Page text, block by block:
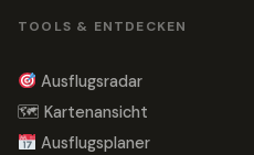
TOOLS & ENTDECKEN
Ausflugsradar
🗺 Kartenansicht
Ausflugsplaner